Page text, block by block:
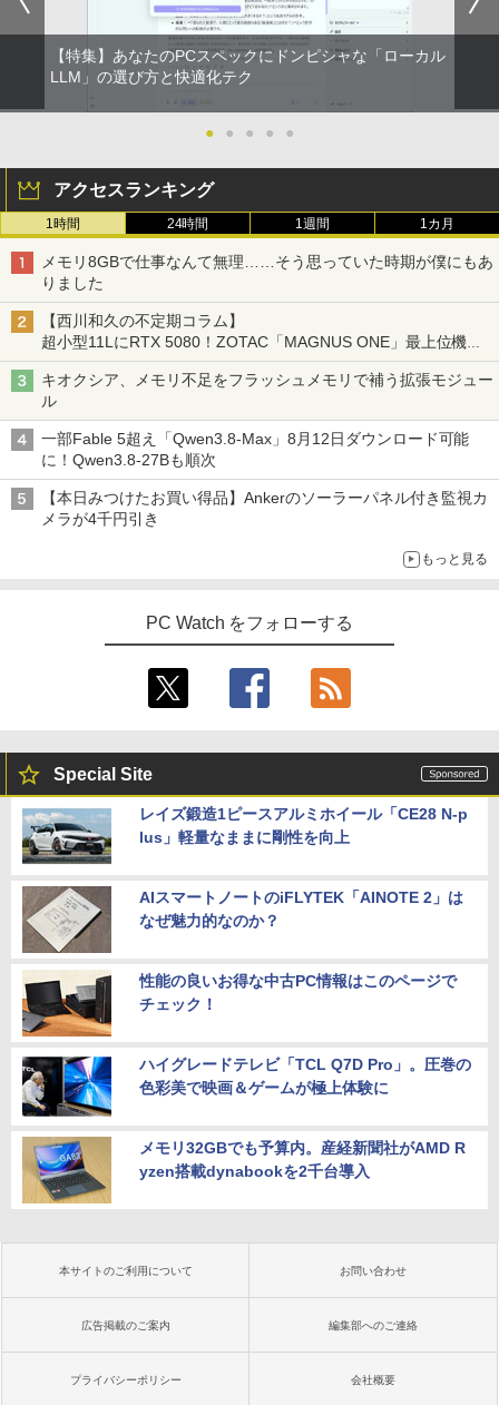
【特集】あなたのPCスペックにドンピシャな「ローカル
LLM」の選び方と快適化テク
● ● ● ● ●
アクセスランキング
1時間 24時間 1週間 1カ月
メモリ8GBで仕事なんて無理……そう思っていた時期が僕にもあ
りました
【西川和久の不定期コラム】
超小型11LにRTX 5080！ZOTAC「MAGNUS ONE」最上位機の
実力を探る
キオクシア、メモリ不足をフラッシュメモリで補う拡張モジュー
ル
一部Fable 5超え「Qwen3.8-Max」8月12日ダウンロード可能
に！Qwen3.8-27Bも順次
【本日みつけたお買い得品】Ankerのソーラーパネル付き監視カ
メラが4千円引き
もっと見る
PC Watch をフォローする
Special Site
レイズ鍛造1ピースアルミホイール「CE28 N-p
lus」軽量なままに剛性を向上
AIスマートノートのiFLYTEK「AINOTE 2」は
なぜ魅力的なのか？
性能の良いお得な中古PC情報はこのページで
チェック！
ハイグレードテレビ「TCL Q7D Pro」。圧巻の
色彩美で映画＆ゲームが極上体験に
メモリ32GBでも予算内。産経新聞社がAMD R
yzen搭載dynabookを2千台導入
本サイトのご利用について お問い合わせ
広告掲載のご案内 編集部へのご連絡
プライバシーポリシー 会社概要